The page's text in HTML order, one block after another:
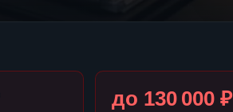
до 130 000 ₽